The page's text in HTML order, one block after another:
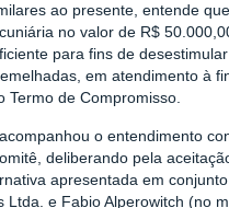
ao presente, entende
no valor de R$
para fins de
em atendimento à
Termo de Compromisso.
o entendimento
deliberando pela
apresentada em
Ltda. e Fabio Alperowitch (no